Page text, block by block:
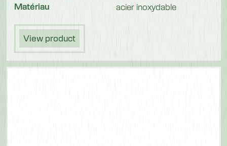
Matériau acier inoxydable
View product